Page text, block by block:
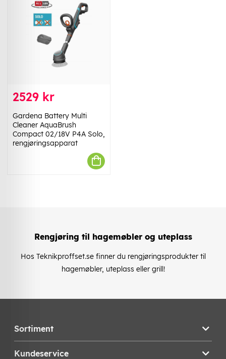
2529 kr
Gardena Battery Multi
Cleaner AquaBrush
Compact 02/18V P4A Solo,
rengjøringsapparat
Rengjøring til hagemøbler og uteplass
Hos Teknikproffset.se finner du rengjøringsprodukter til
hagemøbler, uteplass eller grill!
Sortiment
Kundeservice